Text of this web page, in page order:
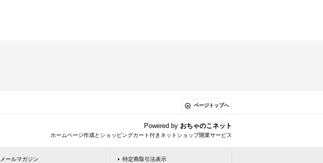
ページトップへ
Powered by おちゃのこネット
ホームページ作成とショッピングカート付きネットショップ開業サービス
メールマガジン 特定商取引法表示